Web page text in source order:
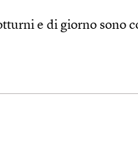
e di giorno sono